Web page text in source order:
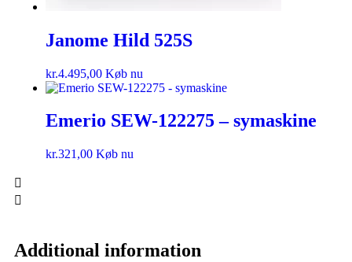
Janome Hild 525S
kr.4.495,00 Køb nu
Emerio SEW-122275 – symaskine
kr.321,00 Køb nu
Additional information